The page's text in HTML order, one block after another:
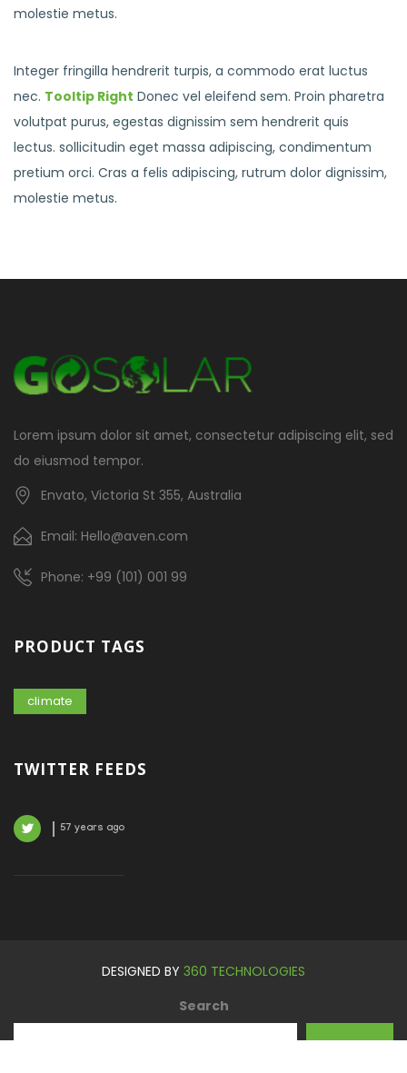
molestie metus.
Integer fringilla hendrerit turpis, a commodo erat luctus
nec. Tooltip Right Donec vel eleifend sem. Proin pharetra
volutpat purus, egestas dignissim sem hendrerit quis
lectus. sollicitudin eget massa adipiscing, condimentum
pretium orci. Cras a felis adipiscing, rutrum dolor dignissim,
molestie metus.
Lorem ipsum dolor sit amet, consectetur adipiscing elit, sed
do eiusmod tempor.
Envato, Victoria St 355, Australia
Email: Hello@aven.com
Phone: +99 (101) 001 99
PRODUCT TAGS
climate
TWITTER FEEDS
57 years ago
DESIGNED BY 360 TECHNOLOGIES
Search
SEARCH